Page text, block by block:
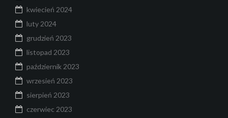
kwiecień 2024
luty 2024
grudzień 2023
listopad 2023
październik 2023
wrzesień 2023
sierpień 2023
czerwiec 2023